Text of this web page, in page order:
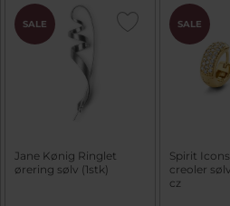
SALE
Jane Kønig Ringlet
ørering sølv (1stk)
SALE
Spirit
creoler
cz